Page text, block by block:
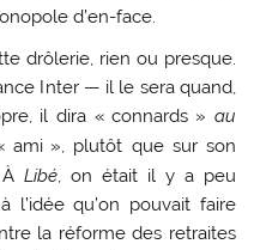
d’en-face.
drôlerie, rien ou presque.
Inter — il le sera quand,
il dira « connards » au
ami », plutôt que sur son
ÀLibé, on était il y a peu
à l’idée qu’on pouvait faire
la réforme des retraites